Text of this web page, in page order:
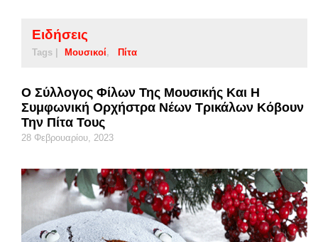
Ειδήσεις
Tags | Μουσικοί Πίτα
Ο Σύλλογος Φίλων Της Μουσικής Και Η
Συμφωνική Ορχήστρα Νέων Τρικάλων Κόβουν
Την Πίτα Τους
28 Φεβρουαρίου, 2023